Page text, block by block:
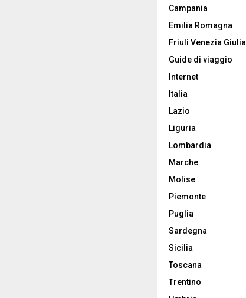
Campania
Emilia Romagna
Friuli Venezia Giulia
Guide di viaggio
Internet
Italia
Lazio
Liguria
Lombardia
Marche
Molise
Piemonte
Puglia
Sardegna
Sicilia
Toscana
Trentino